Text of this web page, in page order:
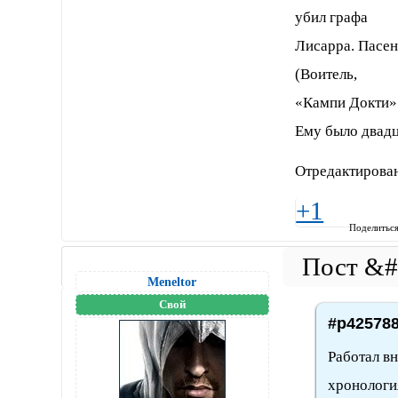
убил графа
Лисарра.
(Воитель,
«Кампи
Ему было
+1
Meneltоr
Свой
Работал